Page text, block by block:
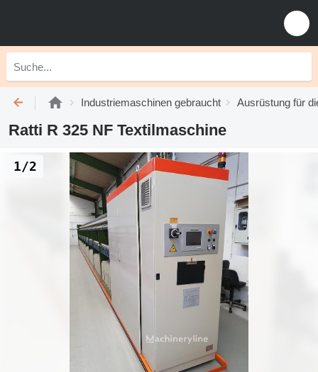
Industriemaschinen gebraucht Ausrüstung für
Ratti R 325 NF Textilmaschine
1/2